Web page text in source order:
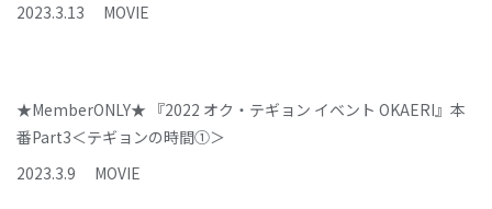
2023.3.13 MOVIE
★MemberONLY★ 『2022 オク・テギョン イベント OKAERI』本
番Part3＜テギョンの時間①＞
2023.3.9 MOVIE